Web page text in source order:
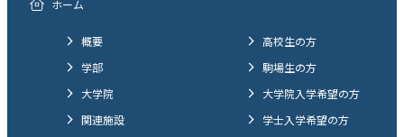
ホーム
概要
学部
大学院
関連施設
高校生の方
駒場生の方
大学院入学希望の方
学士入学希望の方